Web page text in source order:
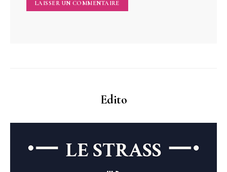
Edito